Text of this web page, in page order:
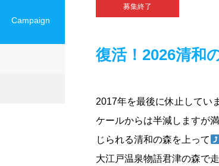
募集終了
復活！2026清和
2017年を最後に休止してい
ケールからは半減しますが
じられる清和の森を 上って
大江戸温泉物語君津の森で
Campaign